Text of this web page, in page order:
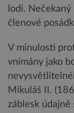
lodi.
členové
V minulosti
vnímány jako
Mikuláš II.
záblesk